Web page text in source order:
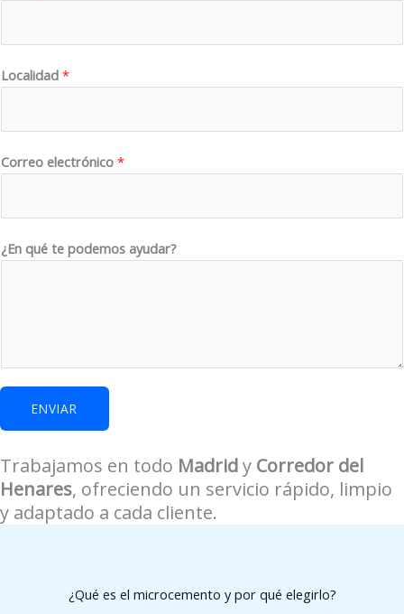
Localidad *
*
Correo electrónico *
¿En qué te podemos ayudar?
ENVIAR
Trabajamos en todo Madridy Corredor del
Henares, ofreciendo un servicio rápido, limpio
y adaptado a cada cliente.
¿Qué es el microcemento y por qué elegirlo?